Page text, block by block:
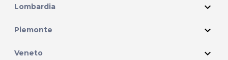
Lombardia expand_more
Piemonte expand_more
Veneto expand_more